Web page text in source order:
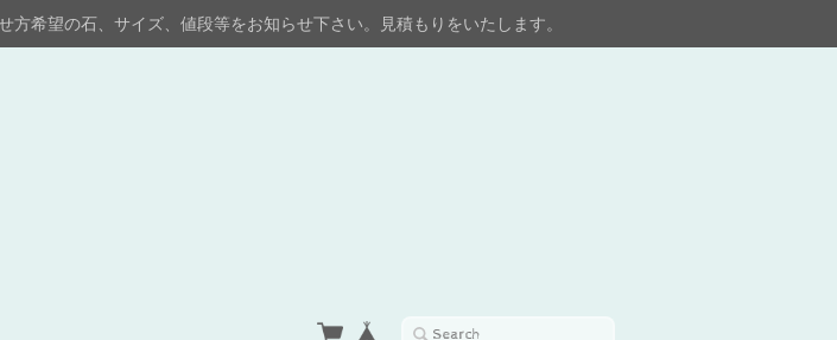
希望の石、サイズ、値段等をお知らせ下さい。見積もりをいたします。